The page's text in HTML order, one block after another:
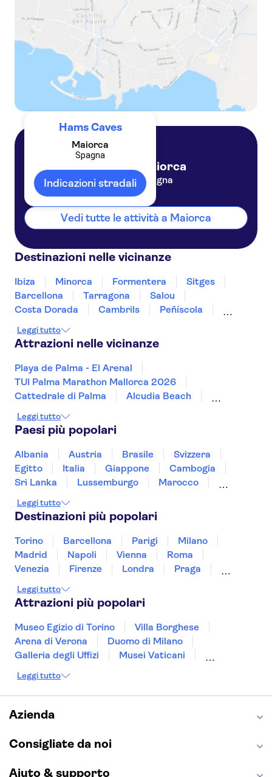
Hams Caves
Maiorca
Spagna
Indicazioni stradali
Maiorca
Spagna
Vedi tutte le attività a Maiorca
Destinazioni nelle vicinanze
Ibiza Minorca Formentera
Sitges
Barcellona
Tarragona
Salou
Costa Dorada
Cambrils
Peñíscola
Costa Brava
Jávea
Leggi tutto
Attrazioni nelle vicinanze
Playa de Palma - El Arenal
TUI Palma Marathon Mallorca 2026
Cattedrale di Palma
Alcudia Beach
Picasso Museum Málaga
Museo Reina Sofía
Aquarium di Barcellona
Stadio Santiago Bernabéu
Casa Vicens
Alhambra
Leggi tutto
Paesi più popolari
Albania Austria Brasile
Svizzera
Egitto
Italia Giappone
Cambogia
Sri Lanka
Lussemburgo
Marocco
Slovenia
Thailandia Tunisia
Vietnam
Leggi tutto
Destinazioni più popolari
Torino Barcellona Parigi
Milano
Madrid
Napoli Vienna
Roma
Venezia
Firenze Londra
Praga
Bologna
Malta Genova
Leggi tutto
Attrazioni più popolari
Museo Egizio di Torino
Villa Borghese
Arena di Verona
Duomo di Milano
Galleria degli Uffizi
Musei Vaticani
Museo del Louvre
Teatro alla Scala
Sagrada Familia
Pantheon
Napoli Sotterranea
Leggi tutto
Azienda
Consigliate da noi
Aiuto & supporto